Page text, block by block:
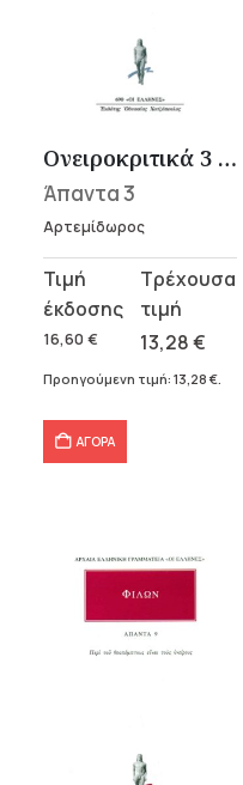
Ονειροκριτικά 3 (Βιβλία Γ΄-Ε΄)
Άπαντα 3
Αρτεμίδωρος
16,60 €
Original
price
was:
16,60 €.
13,28€
Η
τρέχουσα
τιμή
είναι:
Προηγούμενη τιμή: 13,28 €.
ΑΓΟΡΑ